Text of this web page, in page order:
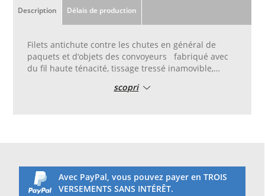
Description Délais de production
Filets antichute contre les chutes en général de
paquets et d‘objets des convoyeurs fabriqué avec
du fil haute ténacité, tissage tressé inamovible,
Disponibles en mailles différentes selon le poids
scopri
Avec PayPal, vous pouvez payer en TROIS
VERSEMENTS SANS INTÉRÊT.